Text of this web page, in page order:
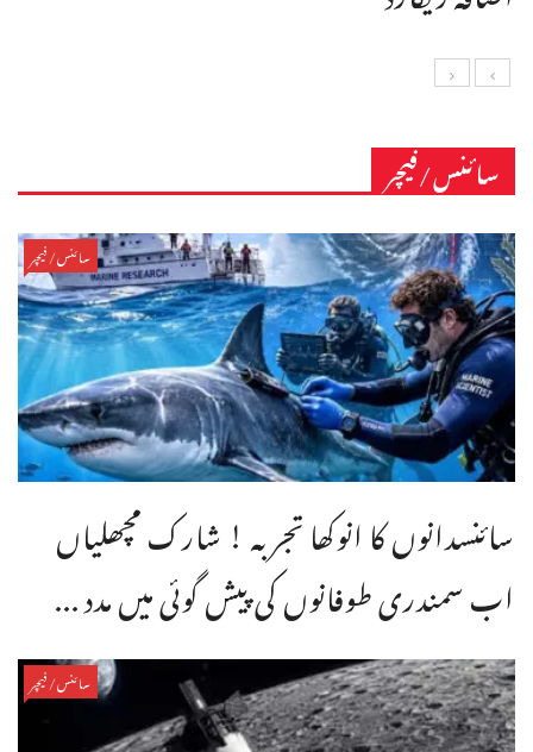
سائنس/فیچر
سائنس/فیچر
سائنسدانوں کا انوکھا تجربہ ! شارک مچھلیاں
اب سمندری طوفانوں کی پیش گوئی میں مدد ...
سائنس/فیچر